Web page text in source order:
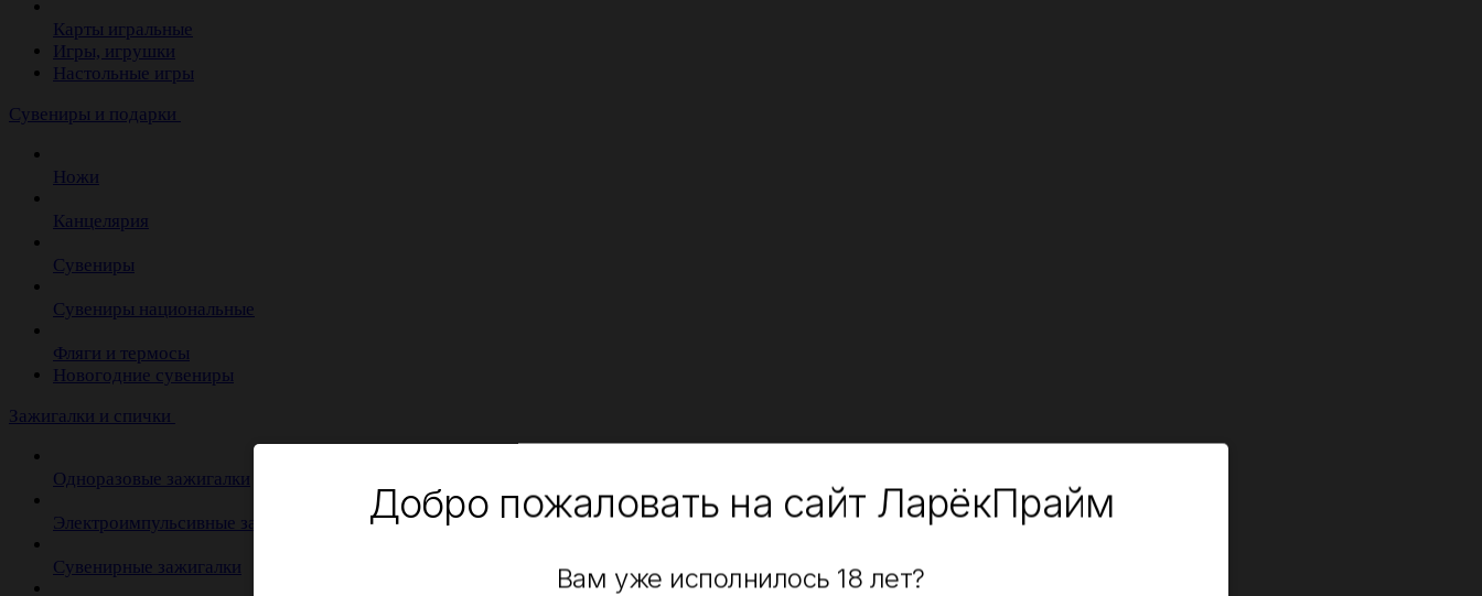
Карты игральные
Игры, игрушки
Настольные игры
Сувениры и подарки
Ножи
Канцелярия
Сувениры
Сувениры национальные
Фляги и термосы
Новогодние сувениры
Зажигалки и спички
Одноразовые зажигалки
Электроимпульсивные зажигалки
Сувенирные зажигалки
Добро пожаловать на сайт ЛарёкПрайм
Вам уже исполнилось 18 лет?